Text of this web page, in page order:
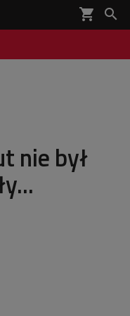
shopping_cart 

nie był